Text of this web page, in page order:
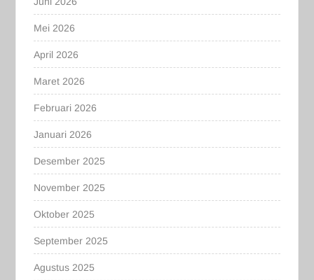
Mei 2026
April 2026
Maret 2026
Februari 2026
Januari 2026
Desember 2025
November 2025
Oktober 2025
September 2025
Agustus 2025